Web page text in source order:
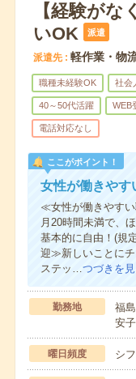
【経験が
いOK
派遣
派遣先 軽作業・物
職種未経験OK 社会
40～50代活躍 WEB
電話対応なし
ここがポイント！
女性が働きやす
≪女性が働きやす
月20時間未満で、
基本的に自由！(規
迎≫新しいことにチ
ステッ…つづきを
勤務地
福
安
曜日頻度 シ